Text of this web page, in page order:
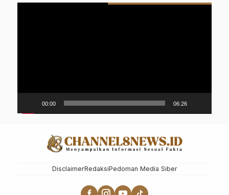
00:00 06:26
DisclaimerRedaksiPedoman Media Siber